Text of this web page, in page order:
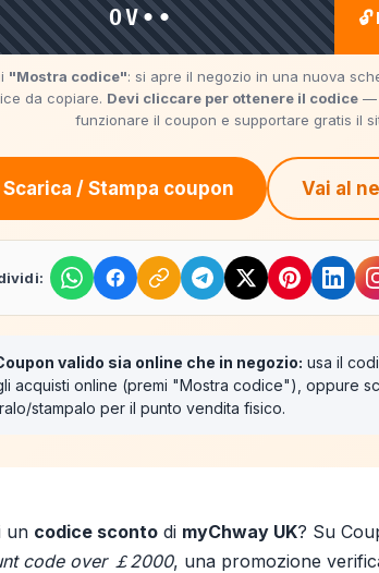
OV••
"Mostra codice": si apre il negozio in una nuova
da copiare. Devi cliccare per ottenere il codice —
funzionare il coupon e supportare gratis il
Scarica / Stampa coupon Vai al
valido sia online che in negozio: usa il
acquisti online (premi "Mostra codice"), oppure
stampalo per il punto vendita fisico.
un codice sconto di myChway UK? Su
code over ￡2000, una promozione